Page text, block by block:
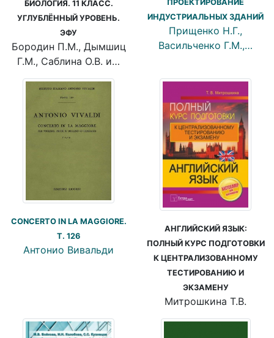
БИОЛОГИЯ. 11 КЛАСС.
УГЛУБЛЁННЫЙ УРОВЕНЬ.
ЭФУ
Бородин П.М., Дымшиц
Г.М., Саблина О.В. и…
ПРОЕКТИРОВАНИЕ
ИНДУСТРИАЛЬНЫХ ЗДАНИЙ
Прищенко Н.Г.,
Васильченко Г.М.,…
CONCERTO IN LA MAGGIORE.
T. 126
Антонио Вивальди
АНГЛИЙСКИЙ ЯЗЫК:
ПОЛНЫЙ КУРС ПОДГОТОВКИ
К ЦЕНТРАЛИЗОВАННОМУ
ТЕСТИРОВАНИЮ И
ЭКЗАМЕНУ
Митрошкина Т.В.